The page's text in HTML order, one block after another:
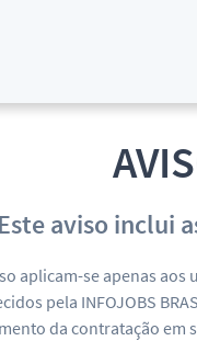
Este aviso inclui
aplicam-se apenas
pela INFOJOBS
da contratação em